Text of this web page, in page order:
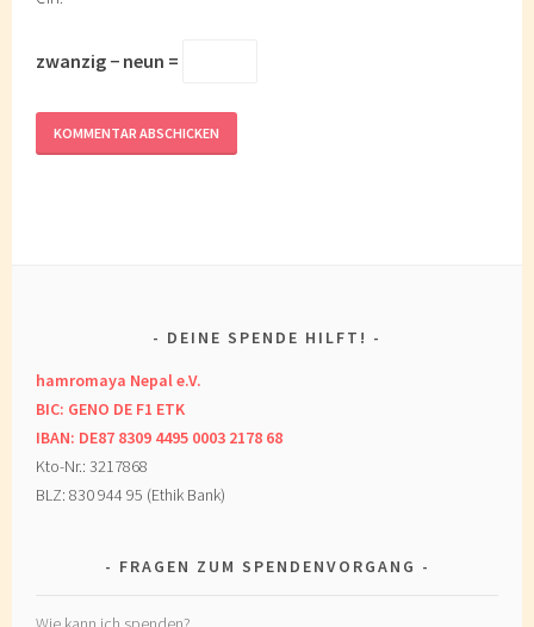
zwanzig − neun =
DEINE SPENDE HILFT!
hamromaya Nepal e.V.
BIC: GENO DE F1 ETK
IBAN: DE87 8309 4495 0003 2178 68
Kto-Nr.: 3217868
BLZ: 830 944 95 (Ethik Bank)
FRAGEN ZUM SPENDENVORGANG